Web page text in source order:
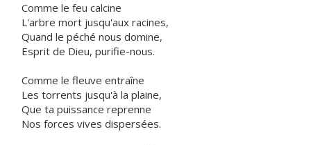
Comme le feu calcine
L'arbre mort jusqu'aux racines,
Quand le péché nous domine,
Esprit de Dieu, purifie-nous.
Comme le fleuve entraîne
Les torrents jusqu'à la plaine,
Que ta puissance reprenne
Nos forces vives dispersées.